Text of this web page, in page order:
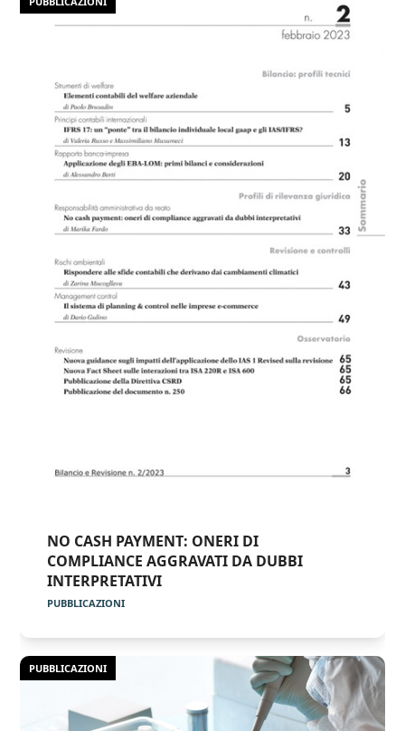
NO CASH PAYMENT: ONERI DI
COMPLIANCE AGGRAVATI DA DUBBI
INTERPRETATIVI
PUBBLICAZIONI
PUBBLICAZIONI